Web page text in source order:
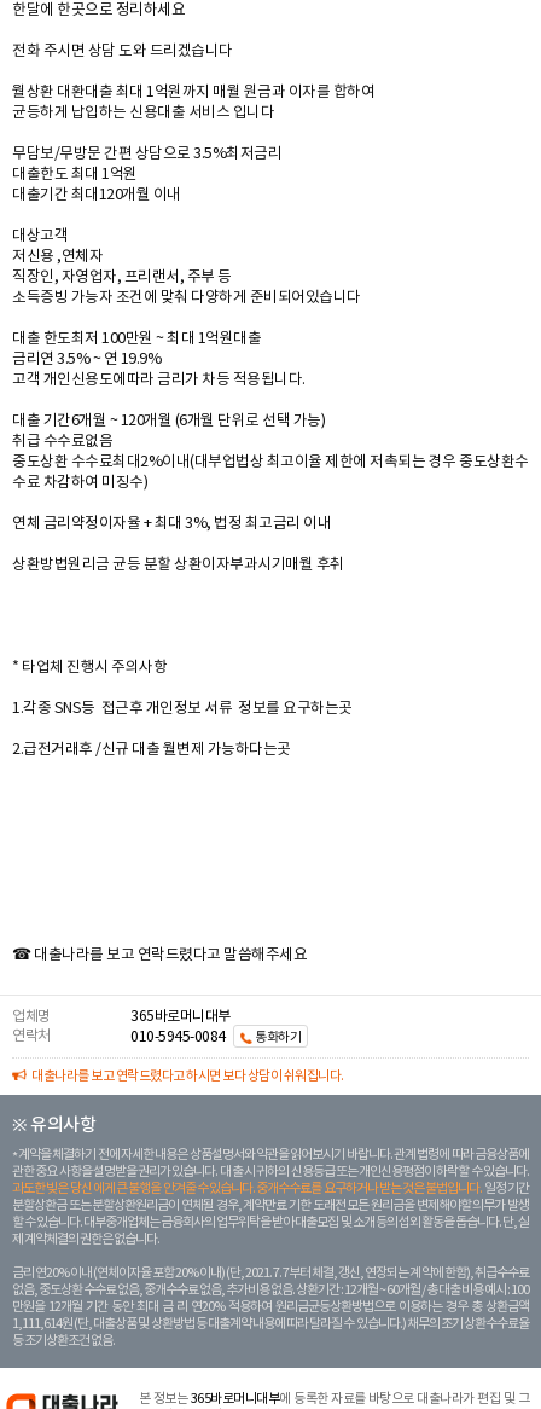
한달에 한곳으로 정리하세요
전화 주시면 상담 도와 드리겠습니다
월상환 대환대출 최대 1억원까지 매월 원금과 이자를 합하여
균등하게 납입하는 신용대출 서비스 입니다
무담보/무방문 간편 상담으로 3.5%최저금리
대출한도 최대 1억원
대출기간 최대120개월 이내
대상고객
저신용 ,연체자
직장인, 자영업자, 프리랜서, 주부 등
소득증빙 가능자 조건에 맞춰 다양하게 준비되어있습니다
대출 한도최저 100만원 ~ 최대 1억원대출
금리연 3.5% ~ 연 19.9%
고객 개인신용도에따라 금리가 차등 적용됩니다.
대출 기간6개월 ~ 120개월 (6개월 단위로 선택 가능)
취급 수수료없음
중도상환 수수료최대2%이내(대부업법상 최고이율 제한에 저촉되는 경우 중도상환수
수료 차감하여 미징수)
연체 금리약정이자율 + 최대 3%, 법정 최고금리 이내
상환방법원리금 균등 분할 상환이자부과시기매월 후취
* 타업체 진행시 주의사항
1.각종 SNS등 접근후 개인정보 서류 정보를 요구하는곳
2.급전거래후 /신규 대출 월변제 가능하다는곳
☎ 대출나라를 보고 연락드렸다고 말씀해주세요
업체명
365바로머니대부
연락처
010-5945-0084 통화하기
대출나라를 보고 연락드렸다고 하시면 보다 상담이 쉬워집니다.
※ 유의사항
계약을 체결하기 전에 자세한 내용은 상품설명서와 약관을 읽어보시기 바랍니다. 관계 법령에 따라 금융상품에
관한 중요 사항을 설명받을 권리가 있습니다. 대 출 시 귀하의 신용등급 또는 개인신용평점이 하락할 수 있습니다.
과도한 빚은 당신 에게 큰 불행을 안겨줄 수 있습니다. 중개수수료를 요구하거나 받는 것은 불법입니다. 일정 기간
분할상환금 또는 분할상환원리금이 연체될 경우, 계약만료 기한 도래전 모든 원리금을 변제해야할 의무가 발생
할 수 있습니다. 대부중개업체는 금융회사의 업무위탁을 받아 대출모집 및 소개 등의 섭외 활동을 돕습니다. 단, 실
제 계약체결의 권한은 없습니다.
금리 연20% 이내 (연체이자율 포함 20% 이내) (단, 2021. 7. 7부터 체결, 갱신, 연장되는 계 약에 한함), 취급수수료
없음, 중도상환 수수료 없음, 중개수수료 없음, 추가비용 없음. 상환기간 : 12개월 ~ 60개월 / 총 대출 비용 예시 : 100
만원을 12개월 기간 동안 최대 금 리 연20% 적용하여 원리금균등상환방법으로 이용하는 경우 총 상환금액
1,111,614원 (단, 대출상품 및 상환방법 등 대출계약 내용에 따라 달라질 수 있습니다.) 채무의 조기 상환수수료율
등 조기상환조건 없음.
본 정보는365바로머니대부에 등록한 자료를 바탕으로 대출나라가 편집 및 그